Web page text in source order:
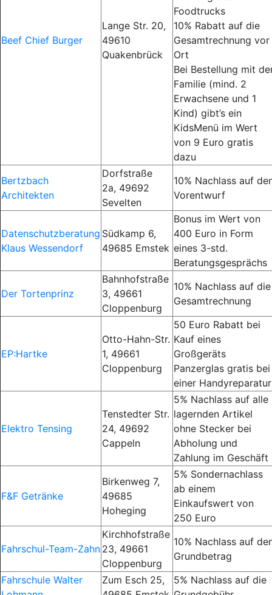
Beef Chief Burger
Lange Str. 20,
49610
Quakenbrück
Foodtrucks
10% Rabatt auf die
Gesamtrechnung vor
Ort
Bei Bestellung mit
Familie (mind. 2
Erwachsene und 1
Kind) gibt’s ein
KidsMenü im Wert
von 9 Euro gratis
dazu
Bertzbach
Architekten
Dorfstraße
2a, 49692
Sevelten
10% Nachlass auf
Vorentwurf
Datenschutzberatung
Klaus Wessendorf
Südkamp 6,
49685 Emstek
Bonus im Wert von
400 Euro in Form
eines 3-std.
Beratungsgesprächs
Der Tortenprinz
Bahnhofstraße
3, 49661
Cloppenburg
10% Nachlass auf die
Gesamtrechnung
EP:Hartke
Otto-Hahn-Str.
1, 49661
Cloppenburg
50 Euro Rabatt bei
Kauf eines
Großgeräts
Panzerglas gratis bei
einer Handyreparatur
Elektro Tensing
Tenstedter Str.
24, 49692
Cappeln
5% Nachlass auf alle
lagernden Artikel
ohne Stecker bei
Abholung und
Zahlung im Geschäft
F&F Getränke
Birkenweg 7,
49685
Hoheging
5% Sondernachlass
ab einem
Einkaufswert von
250 Euro
Fahrschul-Team-Zahn
Kirchhofstraße
23, 49661
Cloppenburg
10% Nachlass auf
Grundbetrag
Fahrschule Walter
Zum Esch 25,
5% Nachlass auf die